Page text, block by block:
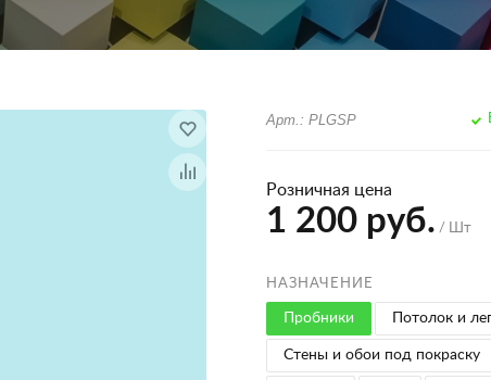
Арт.: PLGSP
Розничная цена
1 200 руб. / Шт
НАЗНАЧЕНИЕ
Пробники Потолок и
Стены и обои под покраску